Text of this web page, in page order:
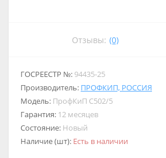
Отзывы: (0)
ГОСРЕЕСТР №: 94435-25
Производитель: ПРОФКИП, РОССИЯ
Модель: ПрофКиП С502/5
Гарантия: 12 месяцев
Состояние: Новый
Наличие (шт): Есть в наличии